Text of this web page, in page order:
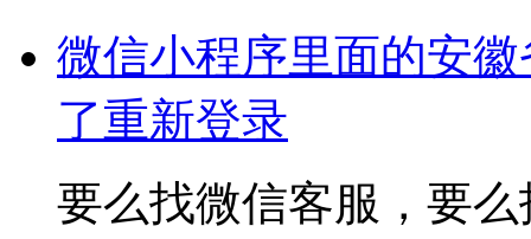
微信小程序里面的安
了重新登录
要么找微信客服，要